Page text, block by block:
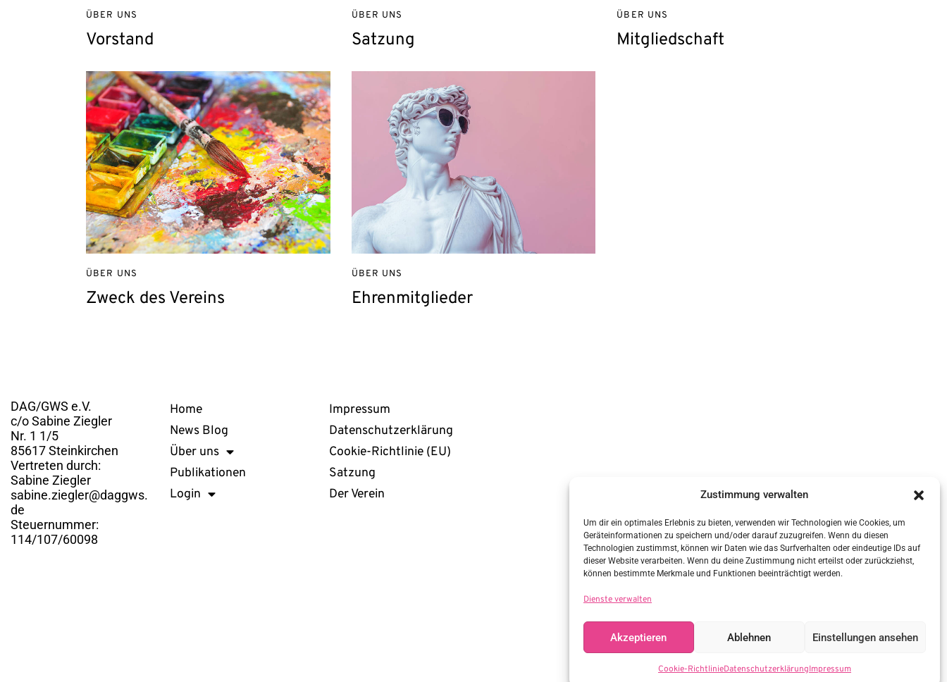
Zustimmung verwalten
Um dir ein optimales Erlebnis zu bieten, verwenden wir Technologien wie Cookies, um
Geräteinformationen zu speichern und/oder darauf zuzugreifen. Wenn du diesen
Technologien zustimmst, können wir Daten wie das Surfverhalten oder eindeutige IDs auf
dieser Website verarbeiten. Wenn du deine Zustimmung nicht erteilst oder zurückziehst,
können bestimmte Merkmale und Funktionen beeinträchtigt werden.
Dienste verwalten
Akzeptieren Ablehnen Einstellungen ansehen
Cookie-RichtlinieDatenschutzerklärungImpressum
Vorstand
ÜBER UNS
Satzung
ÜBER UNS
Mitgliedschaft
ÜBER UNS
Zweck des Vereins
ÜBER UNS
Ehrenmitglieder
ÜBER UNS
DAG/GWS e.V.
c/o Sabine Ziegler
Nr. 1 1/5
85617 Steinkirchen
Vertreten durch:
Sabine Ziegler
sabine.ziegler@daggws.
de
Steuernummer:
114/107/60098
Home
News Blog
Über uns
Publikationen
Login
Impressum
Datenschutzerklärung
Cookie-Richtlinie (EU)
Satzung
Der Verein